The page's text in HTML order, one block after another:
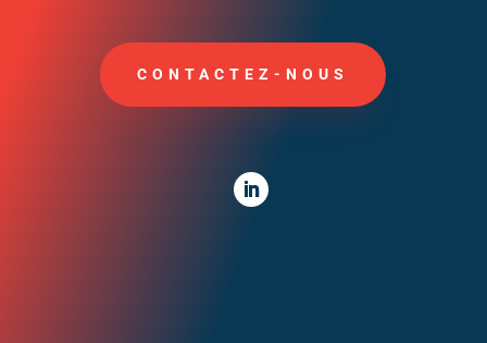
CONTACTEZ-NOUS